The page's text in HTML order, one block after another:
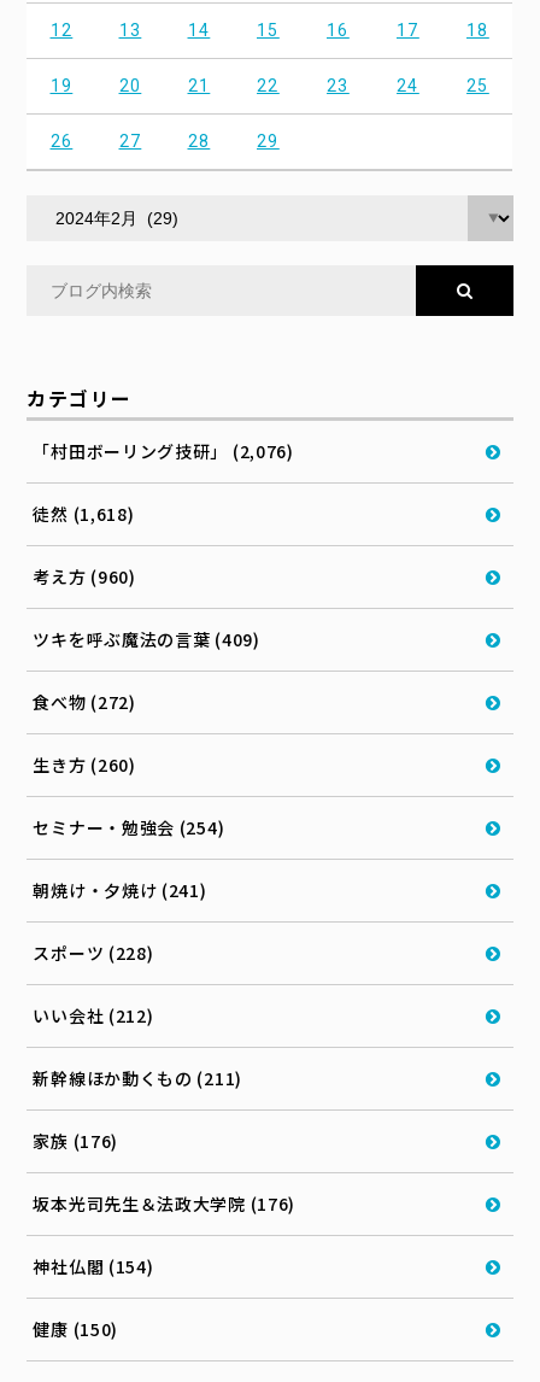
12 13 14 15 16 17 18
19 20 21 22 23 24 25
26 27 28 29
カテゴリー
「村田ボーリング技研」 (2,076)
徒然 (1,618)
考え方 (960)
ツキを呼ぶ魔法の言葉 (409)
食べ物 (272)
生き方 (260)
セミナー・勉強会 (254)
朝焼け・夕焼け (241)
スポーツ (228)
いい会社 (212)
新幹線ほか動くもの (211)
家族 (176)
坂本光司先生＆法政大学院 (176)
神社仏閣 (154)
健康 (150)